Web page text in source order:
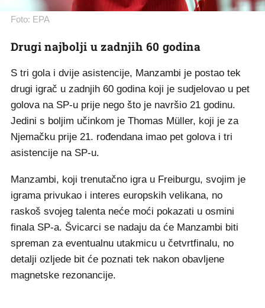
Foto: EPA
Drugi najbolji u zadnjih 60 godina
S tri gola i dvije asistencije, Manzambi je postao tek
drugi igrač u zadnjih 60 godina koji je sudjelovao u pet
golova na SP-u prije nego što je navršio 21 godinu.
Jedini s boljim učinkom je Thomas Müller, koji je za
Njemačku prije 21. rođendana imao pet golova i tri
asistencije na SP-u.
Manzambi, koji trenutačno igra u Freiburgu, svojim je
igrama privukao i interes europskih velikana, no
raskoš svojeg talenta neće moći pokazati u osmini
finala SP-a. Švicarci se nadaju da će Manzambi biti
spreman za eventualnu utakmicu u četvrtfinalu, no
detalji ozljede bit će poznati tek nakon obavljene
magnetske rezonancije.